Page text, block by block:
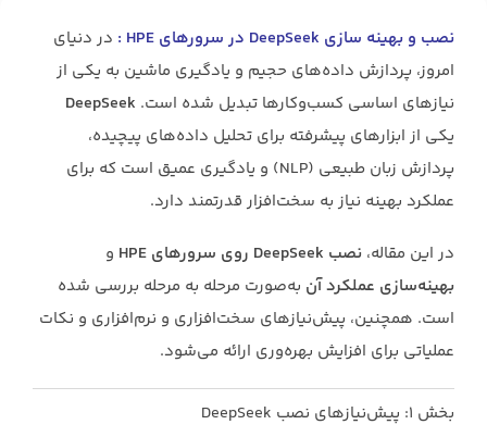
نصب و بهینه سازی DeepSeek در سرورهای HPE :
در دنیای
امروز، پردازش داده‌های حجیم و یادگیری ماشین به یکی از
نیازهای اساسی کسب‌وکارها تبدیل شده است. DeepSeek
یکی از ابزارهای پیشرفته برای تحلیل داده‌های پیچیده،
پردازش زبان طبیعی (NLP) و یادگیری عمیق است که برای
عملکرد بهینه نیاز به سخت‌افزار قدرتمند دارد.
در این مقاله، نصب DeepSeek روی سرورهای HPE
و
بهینه‌سازی عملکرد آن به‌صورت مرحله به مرحله بررسی شده
است. همچنین، پیش‌نیازهای سخت‌افزاری و نرم‌افزاری و نکات
عملیاتی برای افزایش بهره‌وری ارائه می‌شود.
بخش ۱: پیش‌نیازهای نصب DeepSeek